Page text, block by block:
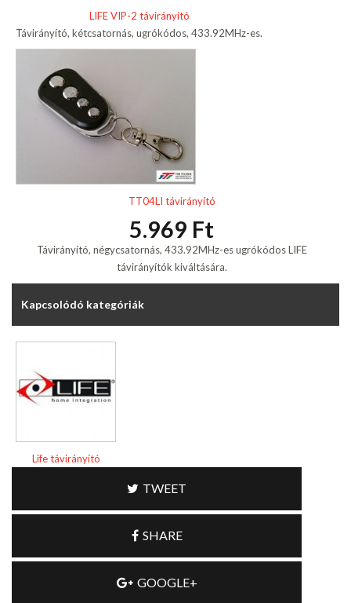
LIFE VIP-2 távirányító
Távirányító, kétcsatornás, ugrókódos, 433.92MHz-es.
TT04LI távirányító
5.969 Ft
Távirányító, négycsatornás, 433.92MHz-es ugrókódos LIFE
távirányítók kiváltására.
Kapcsolódó kategóriák
Life távirányító
TWEET
SHARE
GOOGLE+